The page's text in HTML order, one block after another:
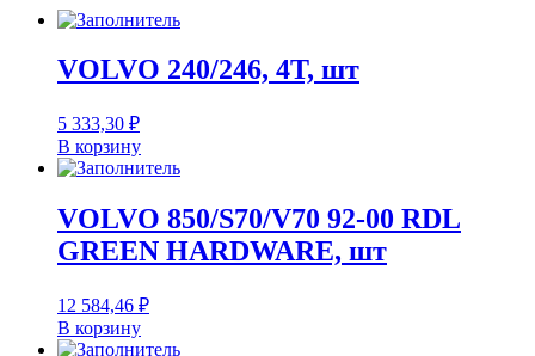
VOLVO 240/246, 4T, шт
5 333,30 ₽
В корзину
VOLVO 850/S70/V70 92-00 RDL
GREEN HARDWARE, шт
12 584,46 ₽
В корзину